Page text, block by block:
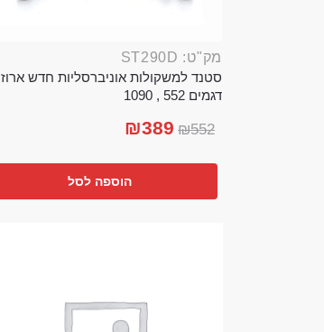
מק"ט: ST290D
סטנד למשקולות אוניברסליות חדש ארוז
דגמים 552 , 1090
₪552
₪389
הוספה לסל